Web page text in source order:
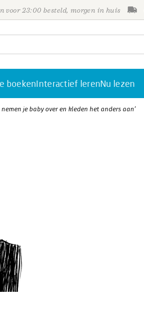
voor 23:00 besteld, morgen in huis
boekenInteractief lerenNu lezen
je baby over en kleden het anders aan’